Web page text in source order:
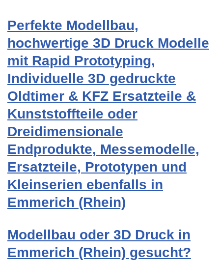
Perfekte Modellbau,
hochwertige 3D Druck Modelle
mit Rapid Prototyping,
Individuelle 3D gedruckte
Oldtimer & KFZ Ersatzteile &
Kunststoffteile oder
Dreidimensionale
Endprodukte, Messemodelle,
Ersatzteile, Prototypen und
Kleinserien ebenfalls in
Emmerich (Rhein)
Modellbau oder 3D Druck in
Emmerich (Rhein) gesucht?